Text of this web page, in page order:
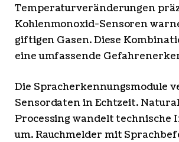
Temperaturveränderungen
Kohlenmonoxid-Sensoren
giftigen Gasen. Diese
eine umfassende
Die Spracherkennungsmodule
Sensordaten in Echtzeit.
Processing wandelt
um. Rauchmelder mit